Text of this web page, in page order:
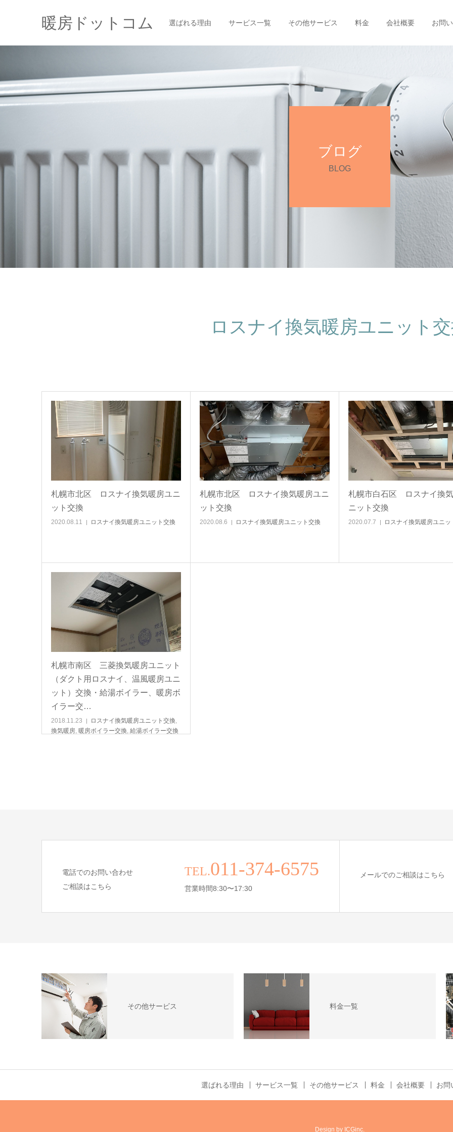
暖房ドットコム 選ばれる理由 サービス一覧 その他サービス 料金 会社概要 お問
ブログ
BLOG
ロスナイ換気暖房ユニット
札幌市北区 ロスナイ換気暖房ユニ
ット交換
2020.08.11 ロスナイ換気暖房ユニット交換
札幌市北区 ロスナイ換気暖房ユニ
ット交換
2020.08.6 ロスナイ換気暖房ユニット交換
札幌市白石区 ロスナイ換
ニット交換
2020.07.7 ロスナイ換気暖房ユニッ
札幌市南区 三菱換気暖房ユニット
（ダクト用ロスナイ、温風暖房ユニ
ット）交換・給湯ボイラー、暖房ボ
イラー交…
2018.11.23 ロスナイ換気暖房ユニット交換,
換気暖房, 暖房ボイラー交換, 給湯ボイラー交換
電話でのお問い合わせ
ご相談はこちら
TEL.011-374-6575
営業時間8:30〜17:30
メールでのご相談はこちら
その他サービス 料金一覧
選ばれる理由 サービス一覧 その他サービス 料金 会社概要 お問
Design by ICGinc.